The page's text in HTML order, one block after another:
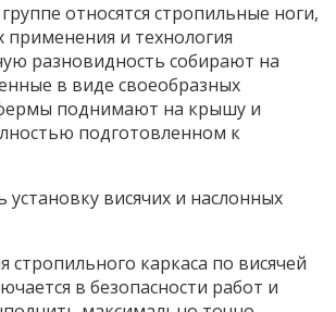
относятся стропильные ноги,
применения и технология
разновидность собирают на
в виде своеобразных
поднимают на крышу и
подготовленном к
стропильного каркаса по висячей
в безопасности работ и